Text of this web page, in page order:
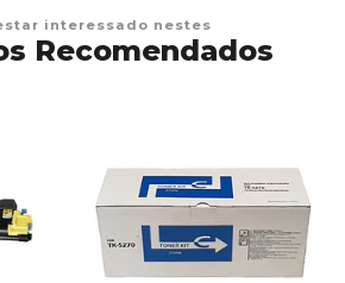
interessado nestes
Recomendados